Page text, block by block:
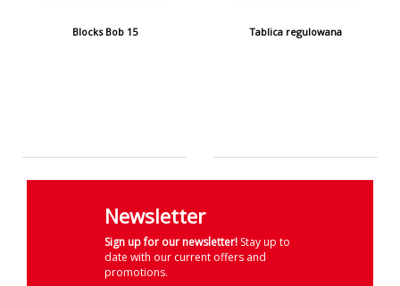
Blocks Bob 15 Tablica regulowana
Newsletter
Sign up for our newsletter! Stay up to
date with our current offers and
promotions.